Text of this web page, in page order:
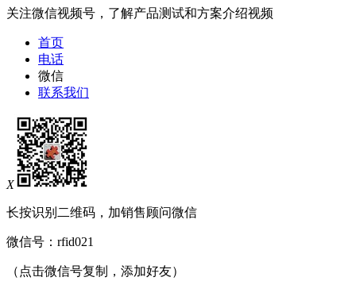
关注微信视频号，了解产品测试和方案介绍视频
首页
电话
微信
联系我们
X
长按识别二维码，加销售顾问微信
微信号： rfid021
（点击微信号复制，添加好友）